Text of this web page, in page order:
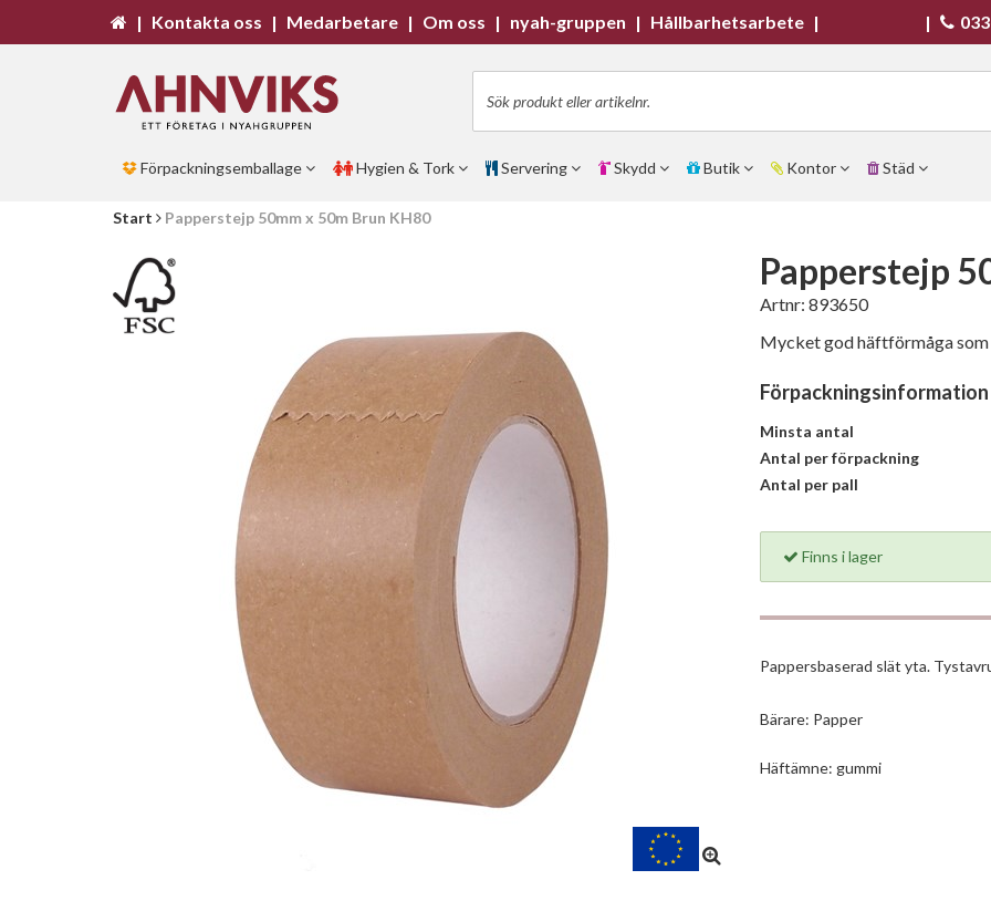
Start Papperstejp 50mm x 50m Brun KH80
Papperstejp
Artnr: 893650
Mycket god häftförmåga
Förpackningsinformation
Minsta antal
Antal per förpackning
Antal per pall
Finns i lager
Pappersbaserad slät yta.
Bärare: Papper
Häftämne: gummi
| Kontakta oss | Medarbetare | Om oss | nyah-gruppen | Hållbarhetsarbete | |
Förpackningsemballage Hygien & Tork Servering Skydd Butik Kontor Städ